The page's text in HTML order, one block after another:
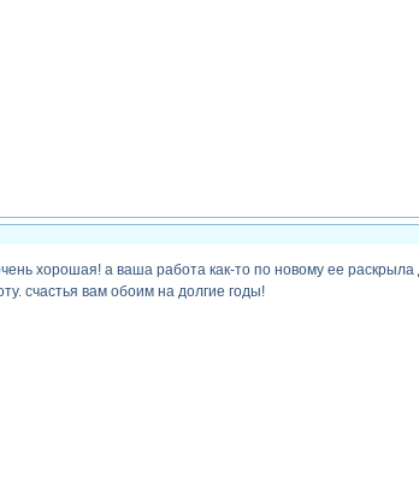
хорошая! а ваша работа как-то по новому ее
счастья вам обоим на долгие годы!